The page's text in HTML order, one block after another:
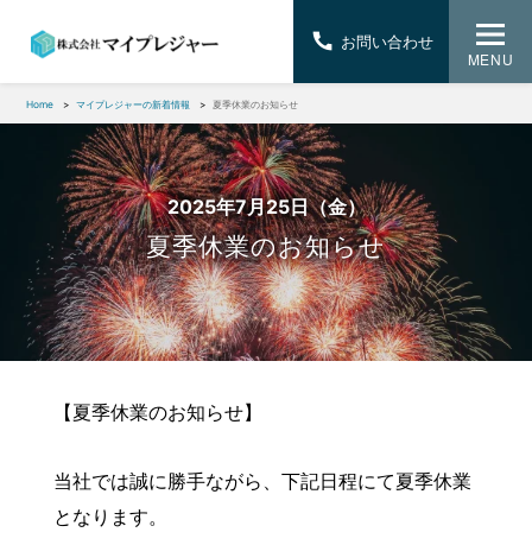
MENU
Home マイプレジャーの新着情報 夏季休業のお知らせ
2025年7月25日（金）
夏季休業のお知らせ
【夏季休業のお知らせ】
当社では誠に勝手ながら、下記日程にて夏季休業
となります。
お問い合わせ